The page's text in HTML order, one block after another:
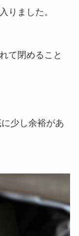
りました。
て閉めること
少し余裕があ